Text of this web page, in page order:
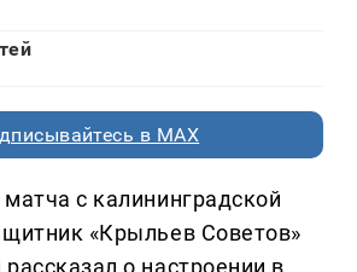
в MAX
с калининградской
«Крыльев Советов»
о настроении в